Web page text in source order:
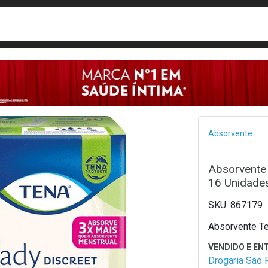
Absorvente
16
867179
Absorvente
Drogaria São